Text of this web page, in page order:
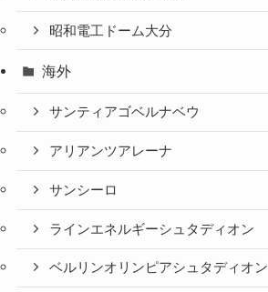
昭和電工ドーム大分
海外
サンティアゴベルナベウ
アリアンツアレーナ
サンシーロ
ラインエネルギーシュタディオン
ベルリンオリンピアシュタディオン